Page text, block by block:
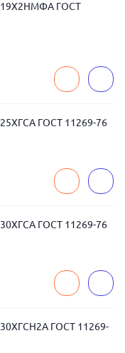
19Х2НМФА ГОСТ
ГОСТ 11269-76
ГОСТ 11269-76
ГОСТ 11269-